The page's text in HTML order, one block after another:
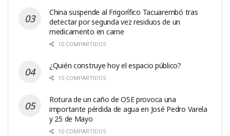
China suspende al Frigorífico Tacuarembó tras
detectar por segunda vez residuos de un
medicamento en carne
10 COMPARTIDOS
¿Quién construye hoy el espacio público?
10 COMPARTIDOS
Rotura de un caño de OSE provoca una
importante pérdida de agua en José Pedro Varela
y 25 de Mayo
10 COMPARTIDOS